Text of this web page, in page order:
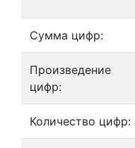
Сумма цифр:
Произведение
цифр:
Количество цифр: